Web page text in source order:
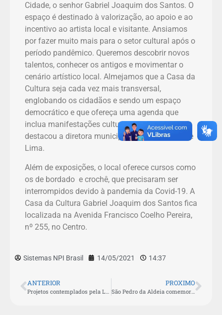
Cidade, o senhor Gabriel Joaquim dos Santos. O
espaço é destinado à valorização, ao apoio e ao
incentivo ao artista local e visitante. Ansiamos
por fazer muito mais para o setor cultural após o
período pandêmico. Queremos descobrir novos
talentos, conhecer os antigos e movimentar o
cenário artístico local. Almejamos que a Casa da
Cultura seja cada vez mais transversal,
englobando os cidadãos e sendo um espaço
democrático e que ofereça uma agenda que
inclua manifestações culturais diversificadas”,
destacou a diretora municipal de Cultura, Giselle
Lima.
Além de exposições, o local oferece cursos como
os de bordado e crochê, que precisaram ser
interrompidos devido à pandemia da Covid-19. A
Casa da Cultura Gabriel Joaquim dos Santos fica
localizada na Avenida Francisco Coelho Pereira,
nº 255, no Centro.
Sistemas NPI Brasil 14/05/2021 14:37
ANTERIOR PROXIMO
São Pedro da Aldeia comemora 404 anos com programação e shows musicais on-line a partir de domingo (16)